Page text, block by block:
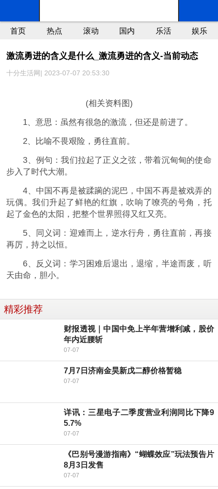
首页 热点 滚动 国内 乐活 娱乐
激流勇进的含义是什么_激流勇进的含义-当前动态
十分生活网| 2023-07-07 20:53:30
(相关资料图)
1、意思：虽然有很急的激流，但还是前进了。
2、比喻不畏艰险，勇往直前。
3、例句：我们拉起了正义之弦，带着沉甸甸的使命
步入了时代大潮。
4、中国不再是被蹂躏的泥巴，中国不再是被戏弄的
玩偶。我们升起了鲜艳的红旗，吹响了嘹亮的号角，托
起了金色的太阳，把整个世界照得又红又亮。
5、同义词：迎难而上，逆水行舟，勇往直前，再接
再厉，持之以恒。
6、反义词：学习困难后退出，退缩，半途而废，听
天由命，胆小。
精彩推荐
财报透视｜中国中免上半年营增利减，股价
年内近腰斩
07-07
7月7日济南金昊新戊二醇价格暂稳
07-07
详讯：三星电子二季度营业利润同比下降9
5.7%
07-07
《巴别号漫游指南》“蝴蝶效应”玩法预告片
8月3日发售
07-07